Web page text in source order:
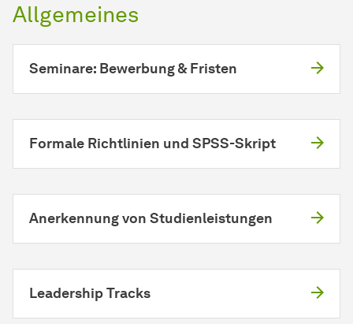
Allgemeines
Seminare: Bewerbung & Fristen
Formale Richtlinien und SPSS-Skript
Anerkennung von Studienleistungen
Leadership Tracks